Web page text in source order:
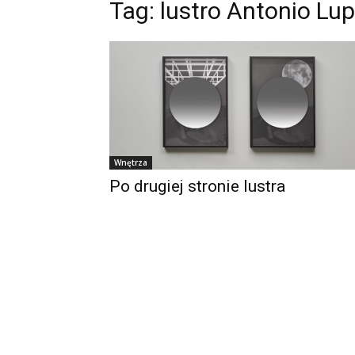
Tag: lustro Antonio
Wnętrza
Po drugiej stronie lustra